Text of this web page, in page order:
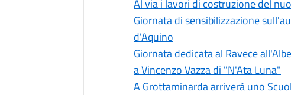
Al via i lavori di costruzione del
Giornata di sensibilizzazione
d'Aquino
Giornata dedicata al Ravece
a Vincenzo Vazza di "N'Ata Luna"
A Grottaminarda arriverà uno